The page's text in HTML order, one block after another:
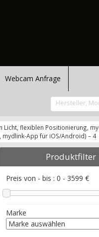
Webcam Anfrage
Licht, flexiblen Positionierung,
mydlink-App für iOS/Android) – 4
Produktfilter
Preis von - bis : 0 - 3599 €
Marke